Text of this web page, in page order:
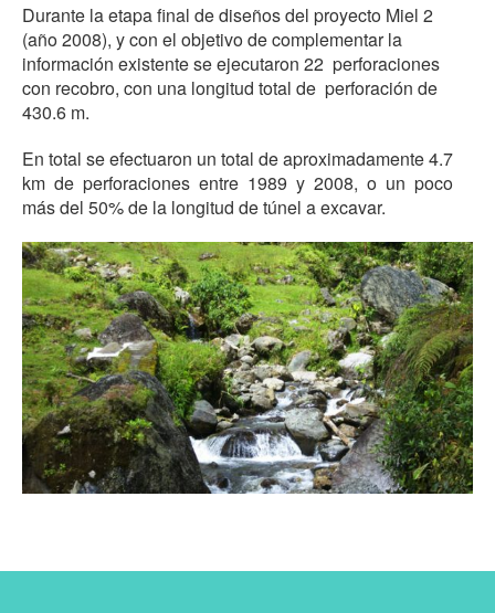
Durante la etapa final de diseños del proyecto Miel 2
(año 2008), y con el objetivo de complementar la
información existente se ejecutaron 22 perforaciones
con recobro, con una longitud total de perforación de
430.6 m.
En total se efectuaron un total de aproximadamente 4.7
km de perforaciones entre 1989 y 2008, o un poco
más del 50% de la longitud de túnel a excavar.